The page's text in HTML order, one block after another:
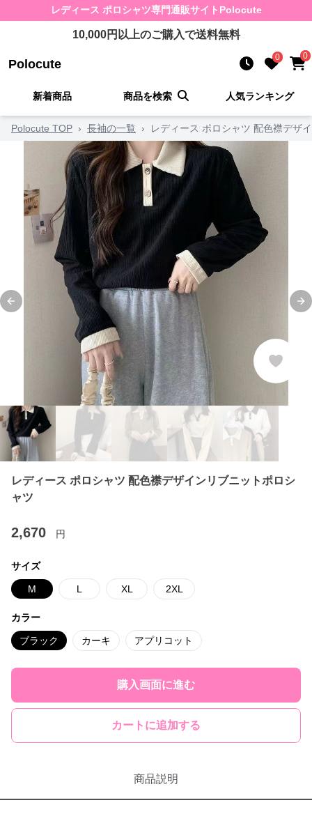
レディース ポロシャツ専門通販サイト Polocute
10,000円以上のご購入で送料無料
Polocute 0 0
新着商品 商品を検索 人気ランキング
Polocute TOP › 長袖の一覧 › レディース ポロシャツ 配色襟デザ
Previous slide
レディース ポロシャツ 配色襟デザインリブニットポロシ
ャツ
2,670 円
サイズ
M L XL 2XL
カラー
ブラック カーキ アプリコット
購入画面に進む
カートに追加する
商品説明